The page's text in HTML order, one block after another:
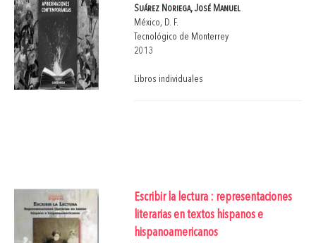
Suárez Noriega, José Manuel
México, D. F.
Tecnológico de Monterrey
2013
Libros individuales
Escribir la lectura : representaciones
literarias en textos hispanos e
hispanoamericanos